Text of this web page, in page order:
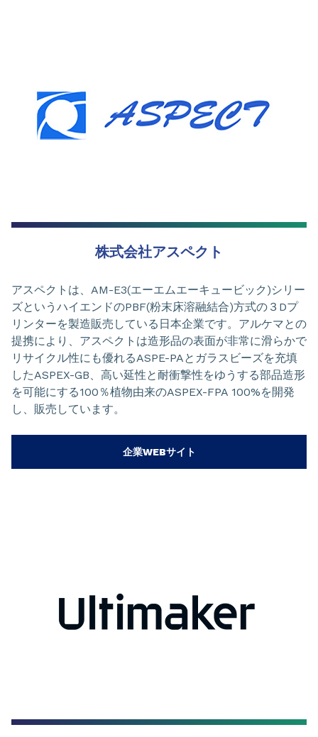
株式会社アスペクト
アスペクトは、AM-E3(エーエムエーキュービック)シリー
ズというハイエンドのPBF(粉末床溶融結合)方式の３Dプ
リンターを製造販売している日本企業です。アルケマとの
提携により、アスペクトは造形品の表面が非常に滑らかで
リサイクル性にも優れるASPE-PAとガラスビーズを充填
したASPEX-GB、高い延性と耐衝撃性をゆうする部品造形
を可能にする100％植物由来のASPEX-FPA 100%を開発
し、販売しています。
企業WEBサイト